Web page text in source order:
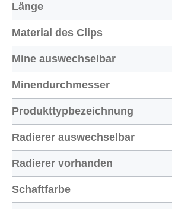
Länge
Material des Clips
Mine auswechselbar
Minendurchmesser
Produkttypbezeichnung
Radierer auswechselbar
Radierer vorhanden
Schaftfarbe